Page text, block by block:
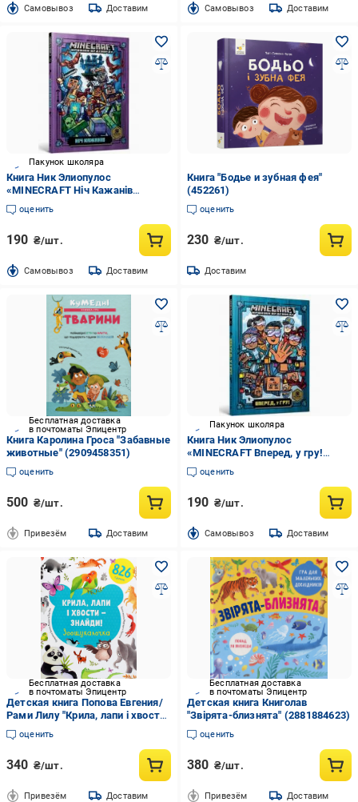
Cамовывоз Доставим Cамовывоз Доставим
Пакунок школяра
Книга Ник Элиопулос
«MINECRAFT Ніч Кажанів
paperback» 978-617-529-410-9
оценить
190 ₴/шт.
Cамовывоз Доставим
Книга "Бодье и зубная фея"
(452261)
оценить
230 ₴/шт.
Доставим
Бесплатная доставка
в почтоматы Эпицентр
Книга Каролина Гроса "Забавные
животные" (2909458351)
оценить
500 ₴/шт.
Привезём Доставим
Пакунок школяра
Книга Ник Элиопулос
«MINECRAFT Вперед, у гру!
paperback» 978-617-529-405-5
оценить
190 ₴/шт.
Cамовывоз Доставим
Бесплатная доставка
в почтоматы Эпицентр
Детская книга Попова Евгения/
Рами Лилу "Крила, лапи і хвости
– знайди! Зоошукалочка"
(2881162303)
оценить
340 ₴/шт.
Привезём Доставим
Бесплатная доставка
в почтоматы Эпицентр
Детская книга Книголав
"Звірята-близнята" (2881884623)
оценить
380 ₴/шт.
Привезём Доставим